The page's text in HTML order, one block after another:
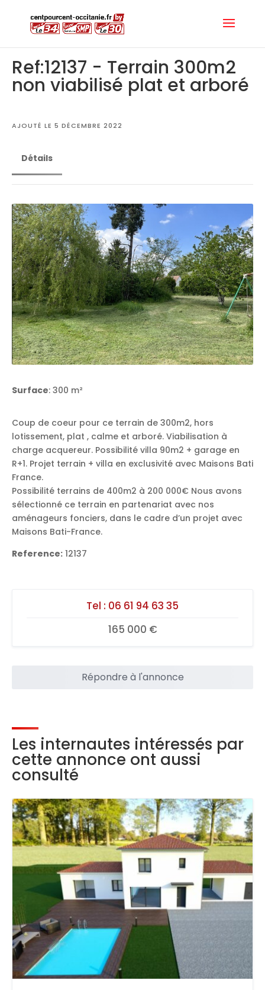
Ref:12137 - Terrain 300m2
non viabilisé plat et arboré
AJOUTÉ LE 5 DÉCEMBRE 2022
Détails
Surface: 300 m²
Coup de coeur pour ce terrain de 300m2, hors
lotissement, plat , calme et arboré. Viabilisation à
charge acquereur. Possibilité villa 90m2 + garage en
R+1. Projet terrain + villa en exclusivité avec Maisons Bati
France.
Possibilité terrains de 400m2 à 200 000€ Nous avons
sélectionné ce terrain en partenariat avec nos
aménageurs fonciers, dans le cadre d’un projet avec
Maisons Bati-France.
Reference: 12137
Tel : 06 61 94 63 35
165 000 €
Répondre à l'annonce
Les internautes intéressés par
cette annonce ont aussi
consulté